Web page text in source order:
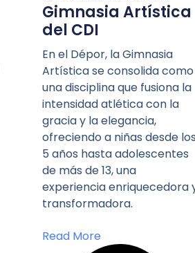
Gimnasia Artística
del CDI
En el Dépor, la Gimnasia
Artística se consolida como
una disciplina que fusiona la
intensidad atlética con la
gracia y la elegancia,
ofreciendo a niñas desde los
5 años hasta adolescentes
de más de 13, una
experiencia enriquecedora
transformadora.
Read More